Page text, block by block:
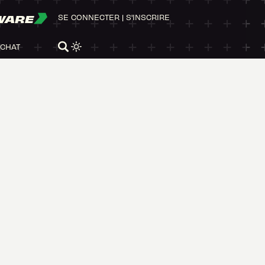
SE CONNECTER | S'INSCRIRE